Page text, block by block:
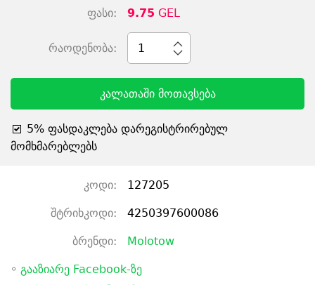
ფასი: 9.75 GEL
რაოდენობა: 1
კალათაში მოთავსება
5% ფასდაკლება დარეგისტრირებულ
მომხმარებლებს
კოდი: 127205
შტრიხკოდი: 4250397600086
ბრენდი: Molotow
◦ გააზიარე Facebook-ზე